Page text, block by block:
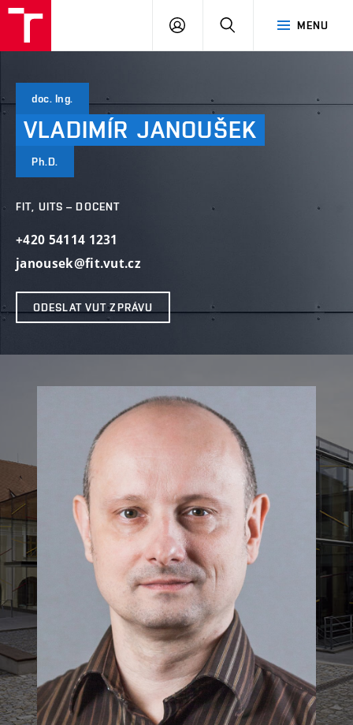
MENU
PŘIHLÁSIT
doc. Ing.
VLADIMÍR JANOUŠEK
Ph.D.
FIT, UITS – DOCENT
+420 54114 1231
janousek@fit.vut.cz
ODESLAT VUT ZPRÁVU